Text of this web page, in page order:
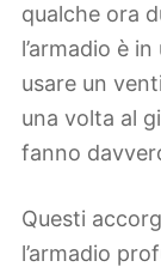
qualche ora
l’armadio è
usare un
una volta al
fanno
Questi
l’armadio